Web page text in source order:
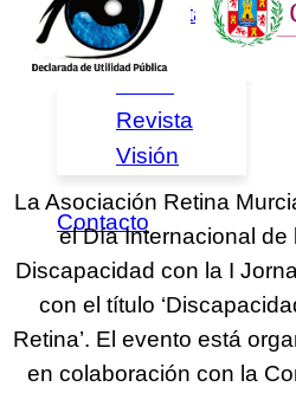
a la vista
Retina
Revista
Visión
Contacto
La Asociación Retina
el Día Internacional de
Discapacidad con la I
con el título
Retina’. El evento está
en colaboración con la